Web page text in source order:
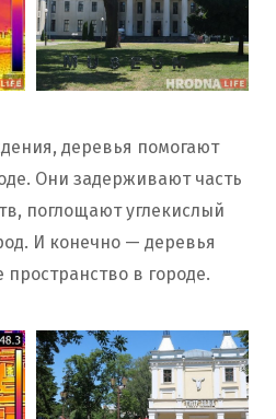
деревья помогают
Они задерживают часть
поглощают углекислый
И конечно — деревья
в городе.